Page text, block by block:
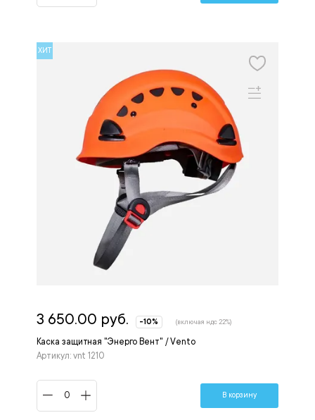
ХИТ
Каска защитная "Энерго Вент" / Vento
Артикул: vnt 1210
3 650.00 руб. -10% (включая ндс 22%)
В корзину